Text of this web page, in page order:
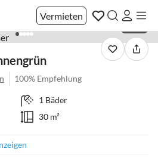
Vermieten
100% Empfehlung
1 Bäder
30 m²